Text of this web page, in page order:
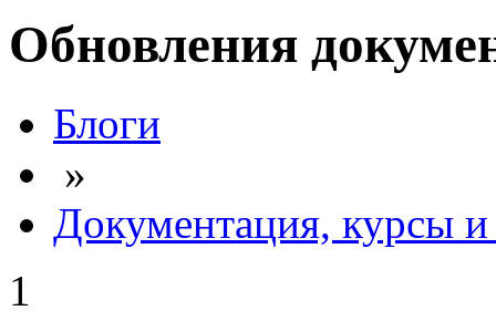
Обновления
Блоги
»
Документация, курсы и
1